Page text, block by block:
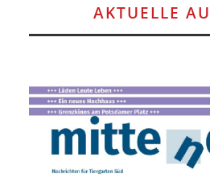
AKTUELLE